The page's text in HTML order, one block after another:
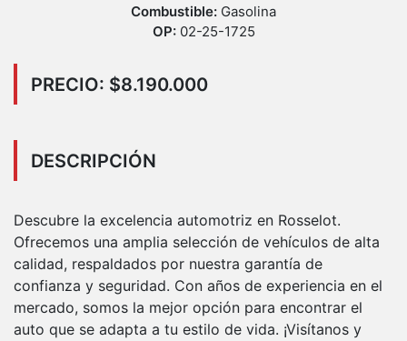
Combustible: Gasolina
OP: 02-25-1725
PRECIO: $8.190.000
DESCRIPCIÓN
Descubre la excelencia automotriz en Rosselot.
Ofrecemos una amplia selección de vehículos de alta
calidad, respaldados por nuestra garantía de
confianza y seguridad. Con años de experiencia en el
mercado, somos la mejor opción para encontrar el
auto que se adapta a tu estilo de vida. ¡Visítanos y